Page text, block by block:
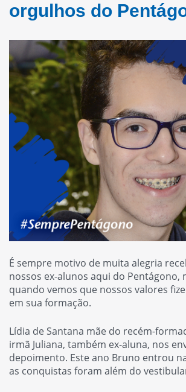
orgulhos do
É sempre motivo de muita alegria
nossos ex-alunos aqui do Pentágono,
quando vemos que nossos valores
em sua formação.
Lídia de Santana mãe do recém-
irmã Juliana, também ex-aluna, nos
depoimento. Este ano Bruno entrou na
as conquistas foram além do